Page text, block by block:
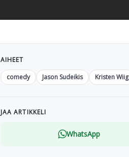
AIHEET
comedy
Jason Sudeikis Kristen Wiig
JAA ARTIKKELI
WhatsApp